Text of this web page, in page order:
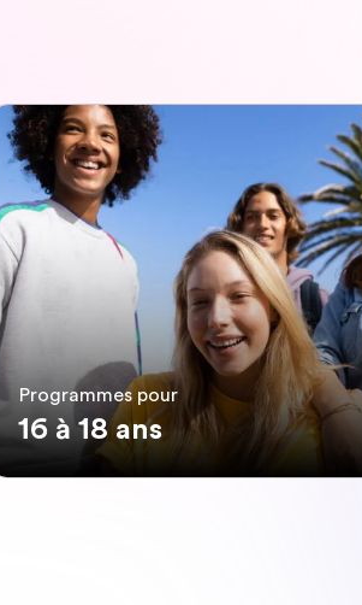
Programmes pour
16 à 18 ans